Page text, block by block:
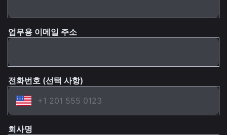
업무용 이메일 주소
전화번호 (선택 사항)
회사명